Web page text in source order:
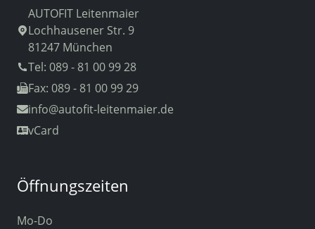
AUTOFIT Leitenmaier
Lochhausener Str. 9
81247 München
Tel: 089 - 81 00 99 28
Fax: 089 - 81 00 99 29
info@autofit-leitenmaier.de
vCard
Öffnungszeiten
Mo-Do